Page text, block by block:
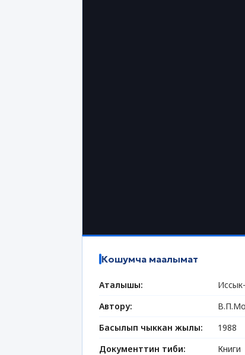
Кошумча маалымат
Аталышы:
Автору:
Басылып чыккан жылы:
1988
Документтин тиби:
Книги